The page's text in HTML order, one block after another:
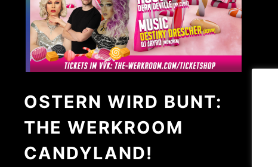
OSTERN WIRD BUNT:
THE WERKROOM
CANDYLAND!